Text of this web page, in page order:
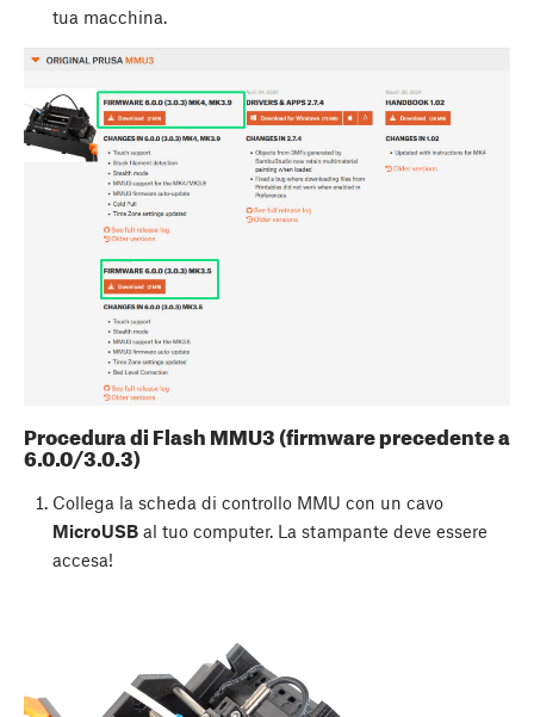
tua macchina.
Procedura di Flash MMU3 (firmware precedente a
6.0.0/3.0.3)
Collega la scheda di controllo MMU con un cavo
MicroUSBal tuo computer. La stampante deve essere
accesa!